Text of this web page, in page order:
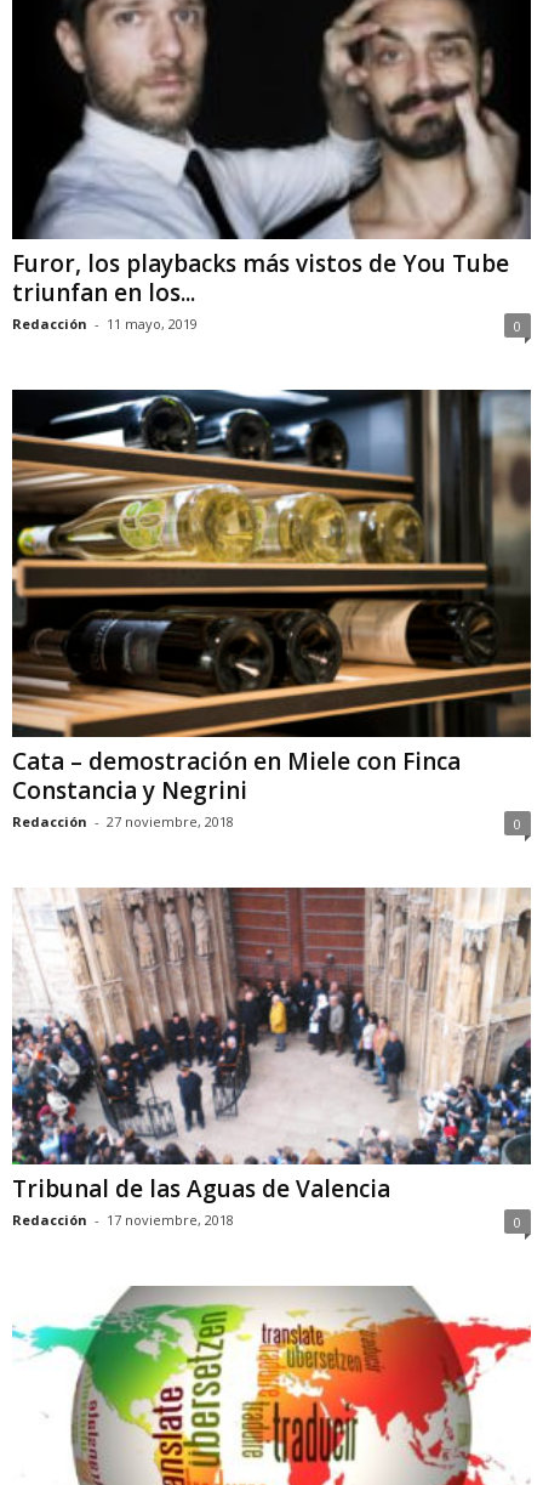
Furor, los playbacks más vistos de You Tube
triunfan en los...
Redacción - 11 mayo, 2019 0
Cata – demostración en Miele con Finca
Constancia y Negrini
Redacción - 27 noviembre, 2018 0
Tribunal de las Aguas de Valencia
Redacción - 17 noviembre, 2018 0